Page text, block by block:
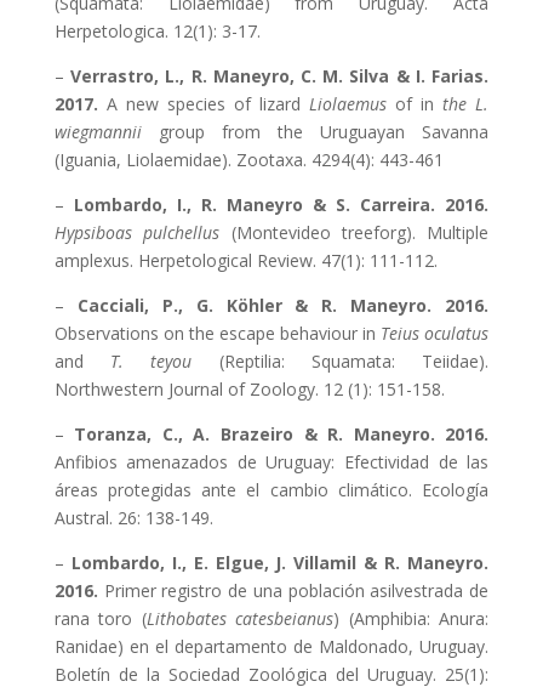
Herpetologica. 12(1): 3-17.
–Verrastro, L., R. Maneyro, C. M. Silva & I. Farias.
2017. A new species of lizardLiolaemus of inthe L.
wiegmanniigroup from the Uruguayan Savanna
(Iguania, Liolaemidae). Zootaxa. 4294(4): 443-461
– Lombardo, I., R. Maneyro & S. Carreira. 2016.
Hypsiboas pulchellus (Montevideo treeforg). Multiple
amplexus. Herpetological Review. 47(1): 111-112.
– Cacciali, P., G. Köhler & R. Maneyro. 2016.
Observations on the escape behaviour in Teius oculatus
and T. teyou (Reptilia: Squamata: Teiidae).
Northwestern Journal of Zoology. 12 (1): 151-158.
– Toranza, C., A. Brazeiro & R. Maneyro. 2016.
Anfibios amenazados de Uruguay: Efectividad de las
áreas protegidas ante el cambio climático. Ecología
Austral. 26: 138-149.
– Lombardo, I., E. Elgue, J. Villamil & R. Maneyro.
2016. Primer registro de una población asilvestrada de
rana toro (Lithobates catesbeianus) (Amphibia: Anura:
Ranidae) en el departamento de Maldonado, Uruguay.
Boletín de la Sociedad Zoológica del Uruguay. 25(1):